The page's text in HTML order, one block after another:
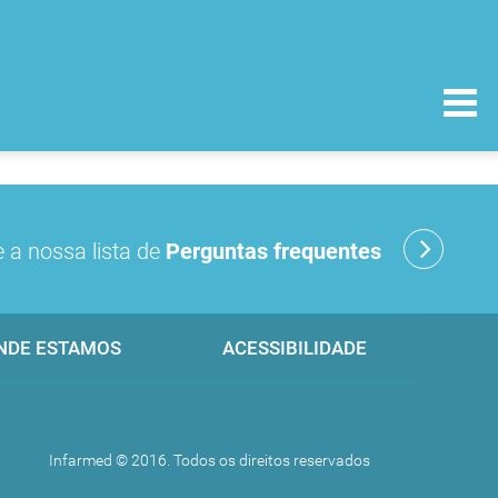
a nossa lista de Perguntas frequentes
ESTAMOS ACESSIBILIDADE
Infarmed © 2016. Todos os direitos reservados